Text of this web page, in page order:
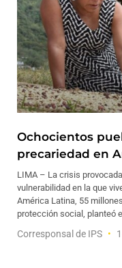
Ochocientos
precariedad en
LIMA – La crisis
vulnerabilidad en la que
América Latina, 55
protección social, planteó
Corresponsal de IPS